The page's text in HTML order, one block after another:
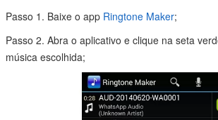
Passo 1. Baixe o app Ringtone Maker;
Passo 2. Abra o aplicativo e clique na seta
música escolhida;